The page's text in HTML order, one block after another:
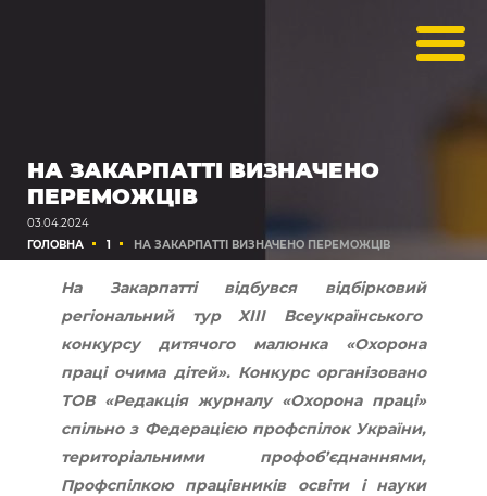
НА ЗАКАРПАТТІ ВИЗНАЧЕНО
ПЕРЕМОЖЦІВ
03.04.2024
ГОЛОВНА
1 НА ЗАКАРПАТТІ ВИЗНАЧЕНО ПЕРЕМОЖЦІВ
На Закарпатті відбувся відбірковий
регіональний тур XIІI Всеукраїнського
конкурсу дитячого малюнка «Охорона
праці очима дітей». Конкурс організовано
ТОВ «Редакція журналу «Охорона праці»
спільно з Федерацією профспілок України,
територіальними профоб’єднаннями,
Профспілкою працівників освіти і науки